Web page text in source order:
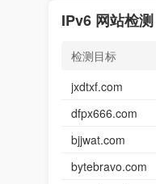
IPv6 网站检测
检测目标
jxdtxf.com
dfpx666.com
bjjwat.com
bytebravo.com